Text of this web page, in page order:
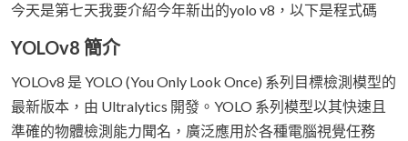
今天是第七天我要介紹今年新出的yolo v8，以下是程式碼
YOLOv8 簡介
YOLOv8 是 YOLO (You Only Look Once) 系列目標檢測模型的
最新版本，由 Ultralytics 開發。YOLO 系列模型以其快速且
準確的物體檢測能力聞名，廣泛應用於各種電腦視覺任務